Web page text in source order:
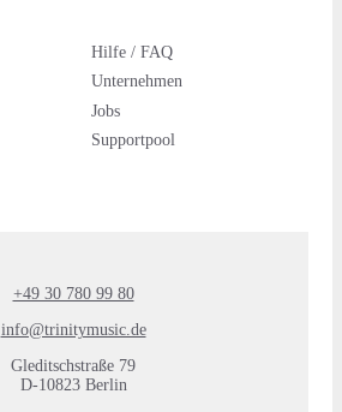
Hilfe / FAQ
Unternehmen
Jobs
Supportpool
+49 30 780 99 80
info@trinitymusic.de
Gleditschstraße 79
D-10823 Berlin